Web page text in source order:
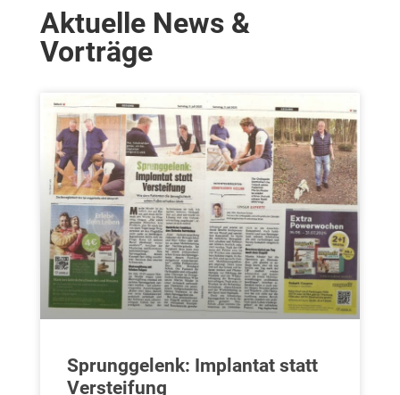
Aktuelle News &
Vorträge
Sprunggelenk: Implantat statt
Versteifung